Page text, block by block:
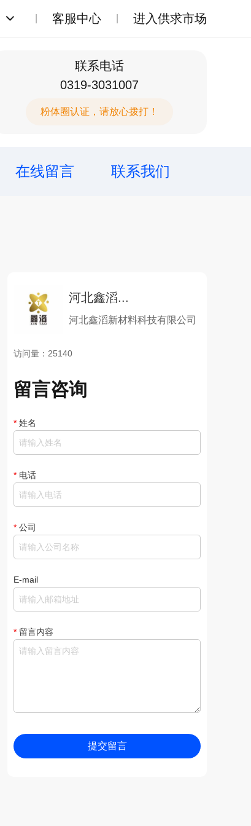
客服中心 进入供求市场
联系电话
0319-3031007
粉体圈认证，请放心拨打！
在线留言 联系我们
河北鑫滔...
河北鑫滔新材料科技有限公司
访问量：25140
留言咨询
* 姓名
* 电话
* 公司
E-mail
* 留言内容
提交留言